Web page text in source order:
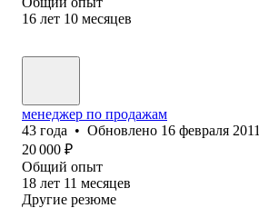
16 лет 10 месяцев
менеджер по продажам
43 года • Обновлено 16 февраля 2011
20 000 ₽
Общий опыт
18 лет 11 месяцев
Другие резюме